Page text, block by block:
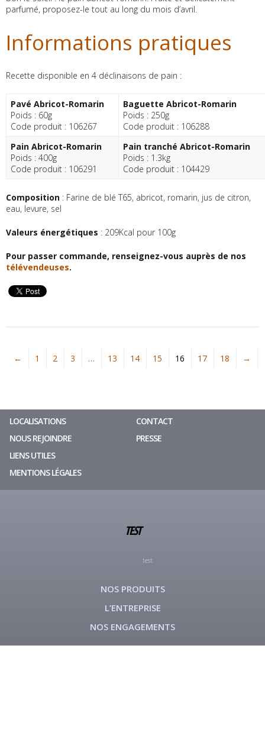
parfumé, proposez-le tout au long du mois d’avril.
Informations pratiques
Recette disponible en 4 déclinaisons de pain :
Pavé Abricot-Romarin
Poids : 60g
Code produit : 106267
Baguette Abricot-Romarin
Poids : 250g
Code produit : 106288
Pain Abricot-Romarin
Poids : 400g
Code produit : 106291
Pain tranché Abricot-Romarin
Poids : 1.3kg
Code produit : 104429
Composition : Farine de blé T65, abricot, romarin, jus de citron,
eau, levure, sel
Valeurs énergétiques : 209Kcal pour 100g
Pour passer commande, renseignez-vous auprès de nos
télévendeuses.
← 1 2 3 … 13 14 15 16 17 18 →
LOCALISATIONS
CONTACT
NOUS REJOINDRE
PRESSE
LIENS UTILES
MENTIONS LÉGALES
TEST
test
NOS PRODUITS
L’ENTREPRISE
NOS ENGAGEMENTS